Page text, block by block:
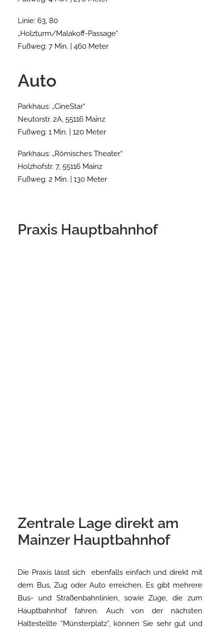
Linie: 63, 80
„Holzturm/Malakoff-Passage“
Fußweg: 7 Min. | 460 Meter
Auto
Parkhaus: „CineStar“
Neutorstr. 2A, 55116 Mainz
Fußweg: 1 Min. | 120 Meter
Parkhaus: „Römisches Theater“
Holzhofstr. 7, 55116 Mainz
Fußweg: 2 Min. | 130 Meter
Praxis Hauptbahnhof
Zentrale Lage direkt am
Mainzer Hauptbahnhof
Die Praxis lässt sich ebenfalls einfach und direkt mit
dem Bus, Zug oder Auto erreichen. Es gibt mehrere
Bus- und Straßenbahnlinien, sowie Züge, die zum
Hauptbahnhof fahren. Auch von der nächsten
Haltestellte “Münsterplatz”, können Sie sehr gut und